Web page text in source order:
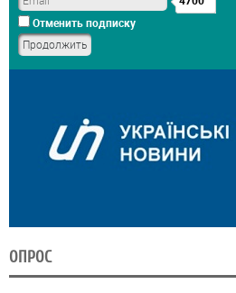
Отменить подписку
ОПРОС